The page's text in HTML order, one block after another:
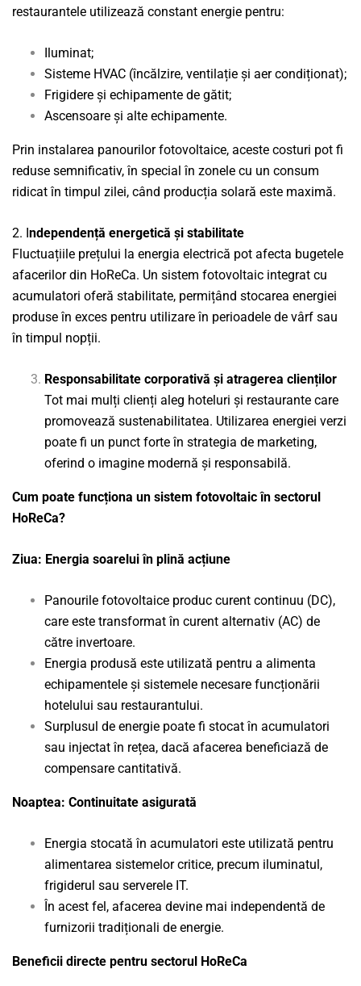
restaurantele utilizează constant energie pentru:
Iluminat;
Sisteme HVAC (încălzire, ventilație și aer condiționat);
Frigidere și echipamente de gătit;
Ascensoare și alte echipamente.
Prin instalarea panourilor fotovoltaice, aceste costuri pot fi
reduse semnificativ, în special în zonele cu un consum
ridicat în timpul zilei, când producția solară este maximă.
2️. Independență energetică și stabilitate
Fluctuațiile prețului la energia electrică pot afecta bugetele
afacerilor din HoReCa. Un sistem fotovoltaic integrat cu
acumulatori oferă stabilitate, permițând stocarea energiei
produse în exces pentru utilizare în perioadele de vârf sau
în timpul nopții.
Responsabilitate corporativă și atragerea clienților
Tot mai mulți clienți aleg hoteluri și restaurante care
promovează sustenabilitatea. Utilizarea energiei verzi
poate fi un punct forte în strategia de marketing,
oferind o imagine modernă și responsabilă.
Cum poate funcționa un sistem fotovoltaic în sectorul
HoReCa?
Ziua: Energia soarelui în plină acțiune
Panourile fotovoltaice produc curent continuu (DC),
care este transformat în curent alternativ (AC) de
către invertoare.
Energia produsă este utilizată pentru a alimenta
echipamentele și sistemele necesare funcționării
hotelului sau restaurantului.
Surplusul de energie poate fi stocat în acumulatori
sau injectat în rețea, dacă afacerea beneficiază de
compensare cantitativă.
Noaptea: Continuitate asigurată
Energia stocată în acumulatori este utilizată pentru
alimentarea sistemelor critice, precum iluminatul,
frigiderul sau serverele IT.
În acest fel, afacerea devine mai independentă de
furnizorii tradiționali de energie.
Beneficii directe pentru sectorul HoReCa